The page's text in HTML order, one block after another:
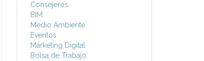
Consejeros
BIM
Medio Ambiente
Eventos
Marketing Digital
Bolsa de Trabajo